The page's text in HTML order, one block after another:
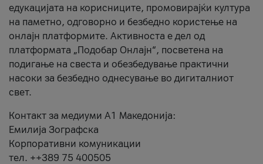
едукацијата на корисниците, промовирајќи култура
на паметно, одговорно и безбедно користење на
онлајн платформите. Активноста е дел од
платформата „Подобар Онлајн“, посветена на
подигање на свеста и обезбедување практични
насоки за безбедно однесување во дигиталниот
свет.
Контакт за медиуми А1 Македонија:
Емилија Зографска
Корпоративни комуникации
тел. ++389 75 400505